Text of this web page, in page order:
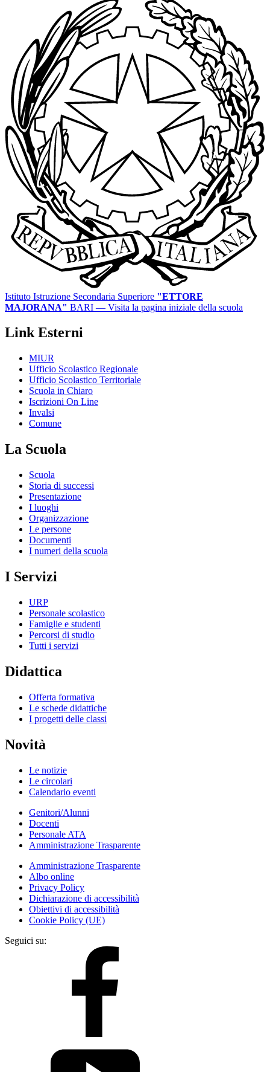
Istituto Istruzione Secondaria Superiore "ETTORE
MAJORANA" BARI — Visita la pagina iniziale della scuola
Link Esterni
MIUR
Ufficio Scolastico Regionale
Ufficio Scolastico Territoriale
Scuola in Chiaro
Iscrizioni On Line
Invalsi
Comune
La Scuola
Scuola
Storia di successi
Presentazione
I luoghi
Organizzazione
Le persone
Documenti
I numeri della scuola
I Servizi
URP
Personale scolastico
Famiglie e studenti
Percorsi di studio
Tutti i servizi
Didattica
Offerta formativa
Le schede didattiche
I progetti delle classi
Novità
Le notizie
Le circolari
Calendario eventi
Genitori/Alunni
Docenti
Personale ATA
Amministrazione Trasparente
Amministrazione Trasparente
Albo online
Privacy Policy
Dichiarazione di accessibilità
Obiettivi di accessibilità
Cookie Policy (UE)
Seguici su: